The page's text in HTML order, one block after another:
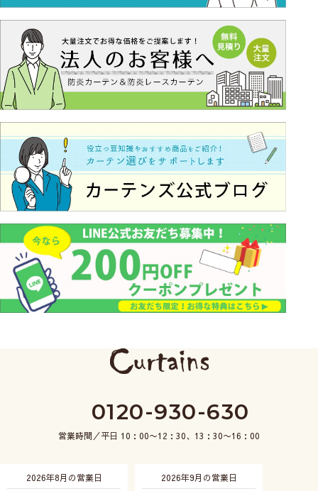
0120-930-630
営業時間／平日 10：00〜12：30、13：30〜16：00
2026年8月の営業日 2026年9月の営業日